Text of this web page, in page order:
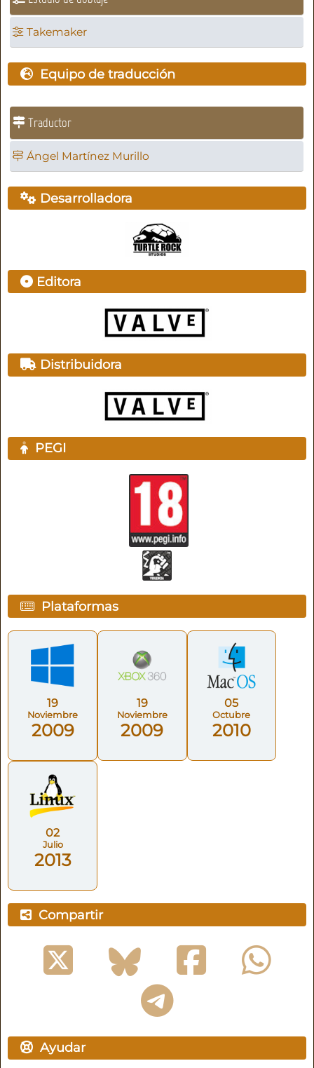
Takemaker
Equipo de traducción
Traductor
Ángel Martínez Murillo
Desarrolladora
Editora
Distribuidora
PEGI
Plataformas
19
Noviembre
2009
19
Noviembre
2009
05
Octubre
2010
02
Julio
2013
Compartir
Ayudar